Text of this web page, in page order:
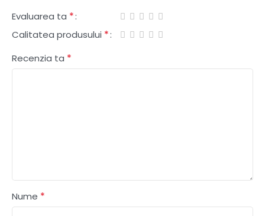
Evaluarea ta *
Calitatea produsului *
Recenzia ta *
Nume *